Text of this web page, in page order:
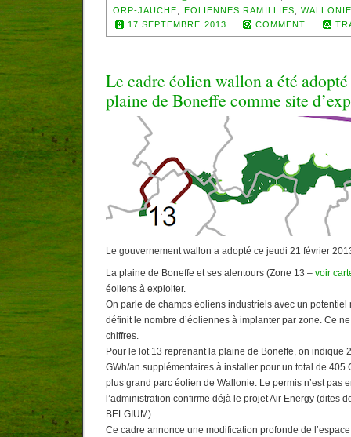
ORP-JAUCHE
EOLIENNES RAMILLIES ,
17 SEPTEMBRE 2013
COMMENT
Le cadre éolien wallon a été
plaine de Boneffe comme site
Le gouvernement wallon a adopté ce jeudi 21 février
La plaine de Boneffe et ses alentours (Zone 13 – voir
éoliens à exploiter.
On parle de champs éoliens industriels avec un potentiel
définit le nombre d’éoliennes à implanter par zone. Ce
chiffres.
Pour le lot 13 reprenant la plaine de Boneffe, on indique
GWh/an supplémentaires à installer pour un total de 405
plus grand parc éolien de Wallonie. Le permis n’est pas
l’administration confirme déjà le projet Air Energy (dites
BELGIUM)…
Ce cadre annonce une modification profonde de